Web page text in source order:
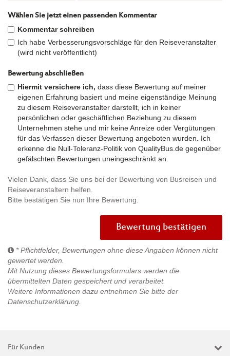
Wählen Sie jetzt einen passenden Kommentar
Kommentar schreiben
Ich habe Verbesserungsvorschläge für den Reiseveranstalter
(wird nicht veröffentlicht)
Bewertung abschließen
Hiermit versichere ich, dass diese Bewertung auf meiner
eigenen Erfahrung basiert und meine eigenständige Meinung
zu diesem Reiseveranstalter darstellt, ich in keiner
persönlichen oder geschäftlichen Beziehung zu diesem
Unternehmen stehe und mir keine Anreize oder Vergütungen
für das Verfassen dieser Bewertung angeboten wurden. Ich
erkenne die Null-Toleranz-Politik von QualityBus.de gegenüber
gefälschten Bewertungen uneingeschränkt an.
Vielen Dank, dass Sie uns bei der Bewertung von Busreisen und
Reiseveranstaltern helfen.
Bitte bestätigen Sie nun Ihre Bewertung.
Bewertung bestätigen
* Pflichtfelder, Bewertungen ohne diese Angaben können nicht
gewertet werden.
Mit Nutzung dieses Bewertungsformulars werden die
übermittelten Daten gespeichert und verarbeitet.
Weitere Informationen dazu entnehmen Sie bitte der
Datenschutzerklärung
Für Kunden